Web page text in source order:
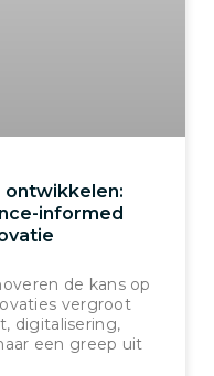
ontwikkelen:
informed
de kans op
vergroot
digitalisering,
een greep uit